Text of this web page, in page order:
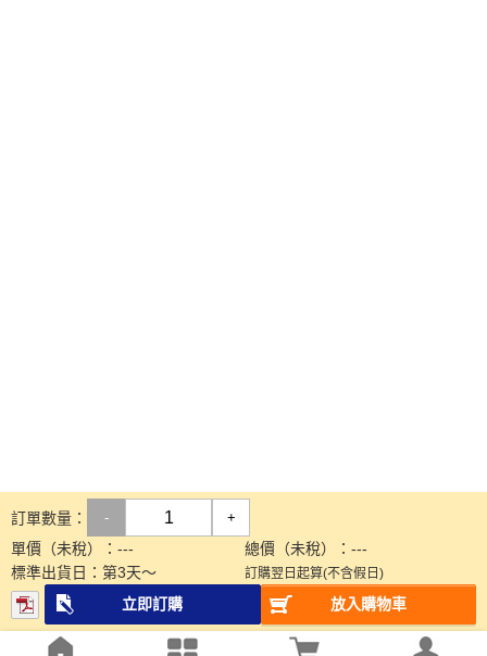
訂單數量： - +
單價（未稅）： --- 總價（未稅）： ---
標準出貨日： 第3天～ 訂購翌日起算(不含假日)
立即訂購 放入購物車